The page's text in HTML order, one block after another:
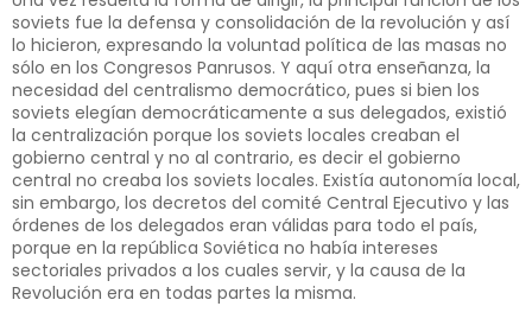
soviets fue la defensa y consolidación de la revolución y así
lo hicieron, expresando la voluntad política de las masas no
sólo en los Congresos Panrusos. Y aquí otra enseñanza, la
necesidad del centralismo democrático, pues si bien los
soviets elegían democráticamente a sus delegados, existió
la centralización porque los soviets locales creaban el
gobierno central y no al contrario, es decir el gobierno
central no creaba los soviets locales. Existía autonomía local,
sin embargo, los decretos del comité Central Ejecutivo y las
órdenes de los delegados eran válidas para todo el país,
porque en la república Soviética no había intereses
sectoriales privados a los cuales servir, y la causa de la
Revolución era en todas partes la misma.